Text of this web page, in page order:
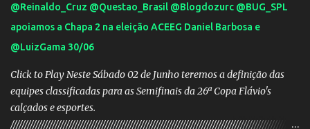
@Reinaldo_Cruz @Questao_Brasil @Blogdozurc @BUG_SPL
apoiamos a Chapa 2 na eleição ACEEG Daniel Barbosa e
@LuizGama 30/06
Click to Play Neste Sábado 02 de Junho teremos a definição das
equipes classificadas para as Semifinais da 26ª Copa Flávio's
calçados e esportes.
////////////////////////////////////////////////////////////////////////////////////////////////////////